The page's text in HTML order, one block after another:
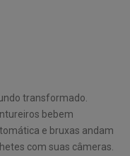
transformado.
bebem
e bruxas andam
com suas câmeras.